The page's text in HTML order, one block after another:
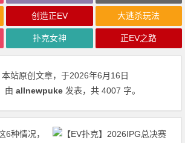
创造正EV 大逃杀玩法
扑克女神 正EV之路
本站原创文章，于2026年6月16日
由allnewpuke 发表，共 4007 字。